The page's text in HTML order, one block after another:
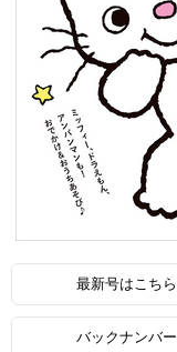
最新号はこちら
バックナンバー